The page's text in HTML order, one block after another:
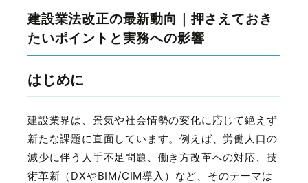
建設業法改正の最新動向｜押さえておき
たいポイントと実務への影響
はじめに
建設業界は、景気や社会情勢の変化に応じて絶えず
新たな課題に直面しています。例えば、労働人口の
減少に伴う人手不足問題、働き方改革への対応、技
術革新（ DXやBIM/CIM導入）など、そのテーマは